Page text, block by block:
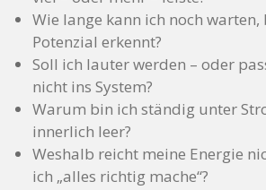
Wie lange kann ich noch
Potenzial erkennt?
Soll ich lauter werden – oder
nicht ins System?
Warum bin ich ständig unter
innerlich leer?
Weshalb reicht meine Energie
ich „alles richtig mache“?